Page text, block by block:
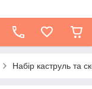
Набір каструль та